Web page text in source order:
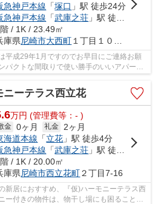
急神戸本線 「塚口 」駅 徒歩24分
急神戸本線 「武庫之荘 」駅 徒歩25分
/ 1K / 23.49㎡
庫県尼崎市大西町 １丁目１０－１０
平成29年1月ですのでお早目にご連絡お願
パクトな間取りで使い勝手のいいアパート
もたっぷりとれるシ...
ニーテラス西立花
万円 (管理費等：- )
金 0ヶ月 礼金
2ヶ月
海道本線 「立花 」駅 徒歩4分
急神戸本線 「武庫之荘 」駅 徒歩28分
/ 1K / 20.00㎡
庫県尼崎市西立花町２丁目7-16
新居におすすめ、『仮)ハーモニーテラス西
ー付きの物件は、物干し場にも困ることな